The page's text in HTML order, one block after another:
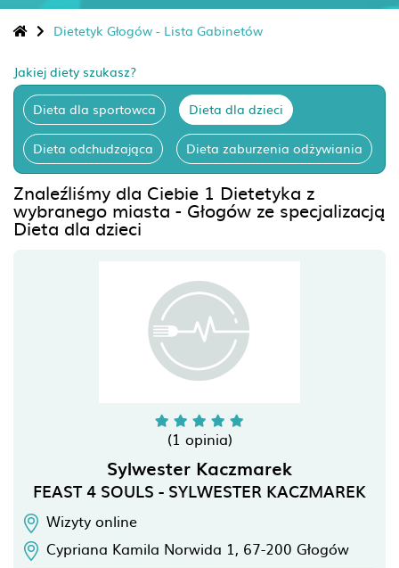
Dietetyk Głogów - Lista Gabinetów
Jakiej diety szukasz?
Dieta dla sportowca Dieta dla dzieci
Dieta odchudzająca Dieta zaburzenia odżywiania
Znaleźliśmy dla Ciebie 1 Dietetyka z
wybranego miasta - Głogów ze specjalizacją
Dieta dla dzieci
(1 opinia)
Sylwester Kaczmarek
FEAST 4 SOULS - SYLWESTER KACZMAREK
Wizyty online
Cypriana Kamila Norwida 1, 67-200 Głogów